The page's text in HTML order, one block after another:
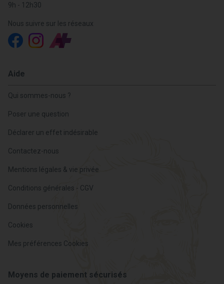
9h - 12h30
Nous suivre sur les réseaux
Aide
Qui sommes-nous ?
Poser une question
Déclarer un effet indésirable
Contactez-nous
Mentions légales & vie privée
Conditions générales - CGV
Données personnelles
Cookies
Mes préférences Cookies
Moyens de paiement sécurisés